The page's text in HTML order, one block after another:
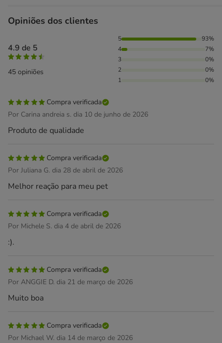
Opiniões dos clientes
4.9 de 5
45 opiniões
93% das pessoas avaliaram com 5 estrelas, 7% das
5
93%
4
7%
3
0%
2
0%
1
0%
Compra verificada
Por Carina andreia s. dia 10 de junho de 2026
Produto de qualidade
Compra verificada
Por Juliana G. dia 28 de abril de 2026
Melhor reação para meu pet
Compra verificada
Por Michele S. dia 4 de abril de 2026
:).
Compra verificada
Por ANGGIE D. dia 21 de março de 2026
Muito boa
Compra verificada
Por Michael W. dia 14 de março de 2026